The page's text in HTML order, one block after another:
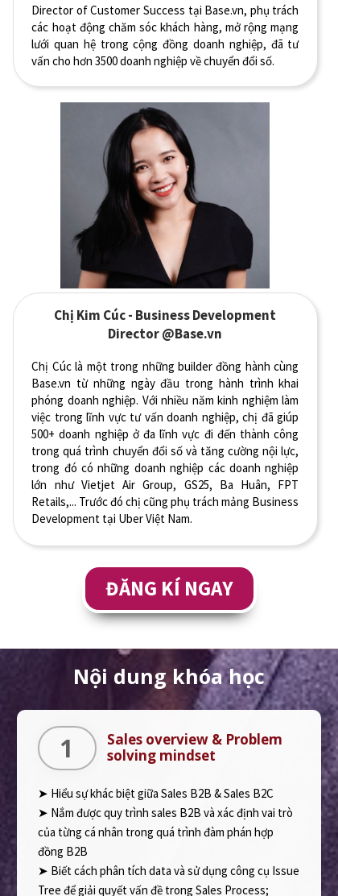
Director of Customer Success tại Base.vn, phụ trách
các hoạt động chăm sóc khách hàng, mở rộng mạng
lưới quan hệ trong cộng đồng doanh nghiệp, đã tư
vấn cho hơn 3500 doanh nghiệp về chuyển đổi số.
Chị Cúc là một trong những builder đồng hành cùng
Base.vn từ những ngày đầu trong hành trình khai
phóng doanh nghiệp. Với nhiều năm kinh nghiệm làm
việc trong lĩnh vực tư vấn doanh nghiệp, chị đã giúp
500+ doanh nghiệp ở đa lĩnh vực đi đến thành công
trong quá trình chuyển đổi số và tăng cường nội lực,
trong đó có những doanh nghiệp các doanh nghiệp
lớn như Vietjet Air Group, GS25, Ba Huân, FPT
Retails,... Trước đó chị cũng phụ trách mảng Business
Development tại Uber Việt Nam.
Chị Kim Cúc - Business Development
Director @Base.vn
ĐĂNG KÍ NGAY
Nội dung khóa học
Sales overview & Problem
solving mindset
➤ Hiểu sự khác biệt giữa Sales B2B & Sales B2C
➤ Nắm được quy trình sales B2B và xác định vai trò
của từng cá nhân trong quá trình đàm phán hợp
đồng B2B
➤ Biết cách phân tích data và sử dụng công cụ Issue
Tree để giải quyết vấn đề trong Sales Process;
1